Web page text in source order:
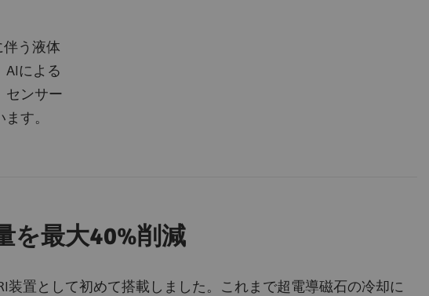
伴う液体
AIによる
センサー
す。
を最大40%削減
置として初めて搭載しました。これまで超電導磁石の冷却に